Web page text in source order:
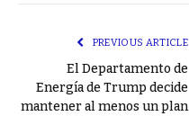
PREVIOUS ARTICLE
El Departamento de
Energía de Trump decide
mantener al menos un plan